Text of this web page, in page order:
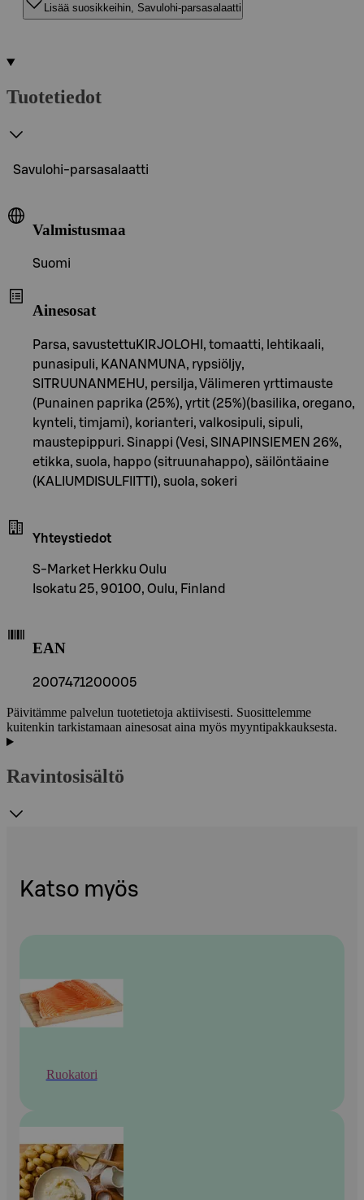
Lisää suosikkeihin, Savulohi-parsasalaatti
Tuotetiedot
Savulohi-parsasalaatti
Valmistusmaa
Suomi
Ainesosat
Parsa, savustettuKIRJOLOHI, tomaatti, lehtikaali,
punasipuli, KANANMUNA, rypsiöljy,
SITRUUNANMEHU, persilja, Välimeren yrttimauste
(Punainen paprika (25%), yrtit (25%)(basilika, oregano,
kynteli, timjami), korianteri, valkosipuli, sipuli,
maustepippuri. Sinappi (Vesi, SINAPINSIEMEN 26%,
etikka, suola, happo (sitruunahappo), säilöntäaine
(KALIUMDISULFIITTI), suola, sokeri
Yhteystiedot
S-Market Herkku Oulu
Isokatu 25, 90100, Oulu, Finland
EAN
2007471200005
Päivitämme palvelun tuotetietoja aktiivisesti. Suosittelemme
kuitenkin tarkistamaan ainesosat aina myös myyntipakkauksesta.
Ravintosisältö
Katso myös
Ruokatori